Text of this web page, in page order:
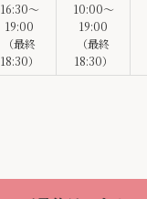
16:30～
19:00
（最終
18:30）
10:00～
19:00
（最終
18:30）